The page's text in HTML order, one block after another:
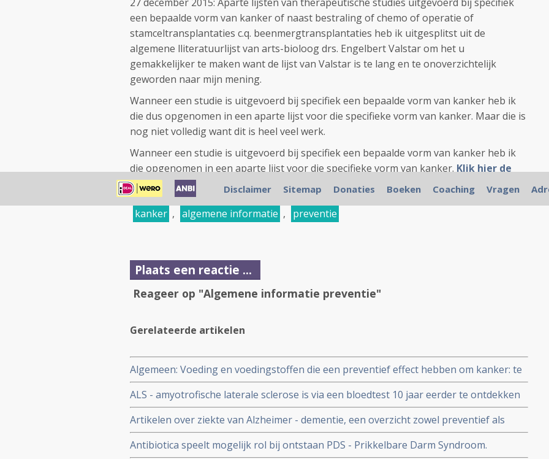
een bepaalde vorm van kanker of naast bestraling of chemo of operatie of
stamceltransplantaties c.q. beenmergtransplantaties heb ik uitgesplitst uit de
algemene lliteratuurlijst van arts-bioloog drs. Engelbert Valstar om het u
gemakkelijker te maken want de lijst van Valstar is te lang en te onoverzichtelijk
geworden naar mijn mening.
Wanneer een studie is uitgevoerd bij specifiek een bepaalde vorm van kanker heb ik
die dus opgenomen in een aparte lijst voor die specifieke vorm van kanker. Maar die is
nog niet volledig want dit is heel veel werk.
Wanneer een studie is uitgevoerd bij specifiek een bepaalde vorm van kanker heb ik
die opgenomen in een aparte lijst voor die specifieke vorm van kanker. Klik hier de
lijsten die inmiddels klaar zijn en online gezet.
kanker , algemene informatie , preventie
Plaats een reactie ...
Reageer op "Algemene informatie preventie"
Gerelateerde artikelen
Algemeen: Voeding en voedingstoffen die een preventief effect hebben om kanker: te
voorkomen. Een aantal studies en aanbevelingen bij elkaar gezet.
ALS - amyotrofische laterale sclerose is via een bloedtest 10 jaar eerder te ontdekken
voordat symptomen tot klachten gaan leiden
Artikelen over ziekte van Alzheimer - dementie, een overzicht zowel preventief als
therapeutisch
Antibiotica speelt mogelijk rol bij ontstaan PDS - Prikkelbare Darm Syndroom.
Disclaimer Sitemap Donaties Boeken Coaching Vragen